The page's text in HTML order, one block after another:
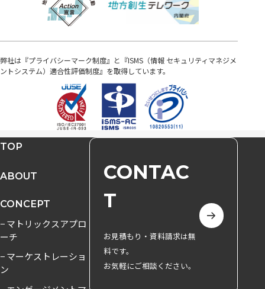
弊社は『プライバシーマーク制度』と『ISMS（情報 セキュリティマネジメ
ントシステム）適合性評価制度』を取得しています。
TOP
ABOUT
CONCEPT
− マトリックスアプロ
ーチ
− マーケストレーショ
ン
CONTAC
T
お見積もり・資料請求は無
料です。
お気軽にご相談ください。